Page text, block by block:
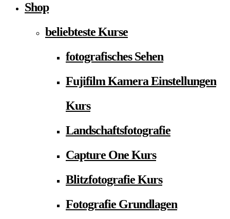
Shop
beliebteste Kurse
fotografisches Sehen
Fujifilm Kamera Einstellungen
Kurs
Landschaftsfotografie
Capture One Kurs
Blitzfotografie Kurs
Fotografie Grundlagen